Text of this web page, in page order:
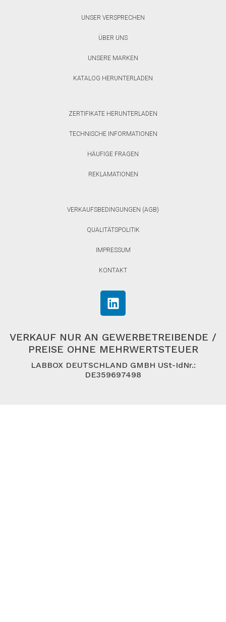
UNSER VERSPRECHEN
ÜBER UNS
UNSERE MARKEN
KATALOG HERUNTERLADEN
ZERTIFIKATE HERUNTERLADEN
TECHNISCHE INFORMATIONEN
HÄUFIGE FRAGEN
REKLAMATIONEN
VERKAUFSBEDINGUNGEN (AGB)
QUALITÄTSPOLITIK
IMPRESSUM
KONTAKT
VERKAUF NUR AN GEWERBETREIBENDE /
PREISE OHNE MEHRWERTSTEUER
LABBOX DEUTSCHLAND GMBH USt-IdNr.:
DE359697498